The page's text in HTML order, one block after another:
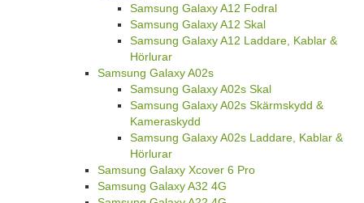
Samsung Galaxy A12 Fodral
Samsung Galaxy A12 Skal
Samsung Galaxy A12 Laddare, Kablar &
Hörlurar
Samsung Galaxy A02s
Samsung Galaxy A02s Skal
Samsung Galaxy A02s Skärmskydd &
Kameraskydd
Samsung Galaxy A02s Laddare, Kablar &
Hörlurar
Samsung Galaxy Xcover 6 Pro
Samsung Galaxy A32 4G